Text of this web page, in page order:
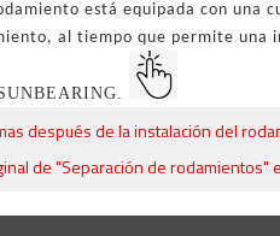
está equipada con
al tiempo que permite una
después de la instalación del
de "Separación de rodamientos"